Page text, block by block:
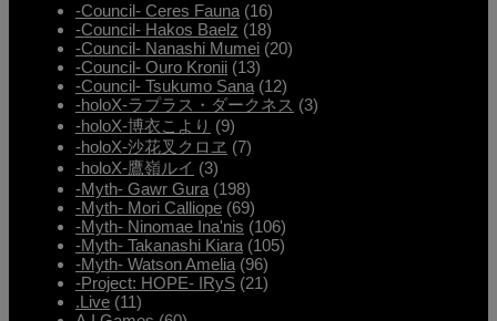
-Council- Ceres Fauna (16)
-Council- Hakos Baelz (18)
-Council- Nanashi Mumei (20)
-Council- Ouro Kronii (13)
-Council- Tsukumo Sana (12)
-holoX-ラプラス・ダークネス (3)
-holoX-博衣こより (9)
-holoX-沙花叉クロヱ (7)
-holoX-鷹嶺ルイ (3)
-Myth- Gawr Gura (198)
-Myth- Mori Calliope (69)
-Myth- Ninomae Ina'nis (106)
-Myth- Takanashi Kiara (105)
-Myth- Watson Amelia (96)
-Project: HOPE- IRyS (21)
.Live (11)